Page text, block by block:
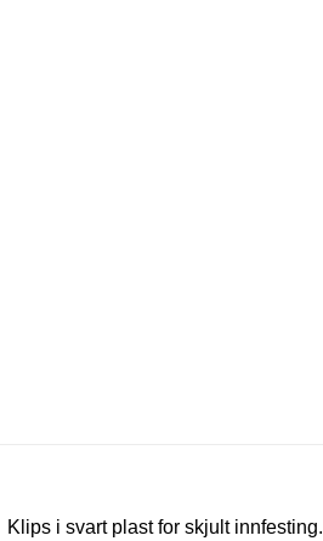
Klips i svart plast for skjult